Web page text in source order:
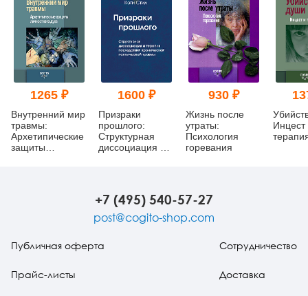
1265 ₽
Внутренний мир
травмы:
Архетипические
защиты
1600 ₽
Призраки
прошлого:
Структурная
диссоциация и
травмы
930 ₽
Жизнь после
утраты:
Психология
горевания
Инцест
+7 (495) 540-57-27
post@cogito-shop.com
Публичная оферта
Прайс-листы
Сотрудничество
Доставка